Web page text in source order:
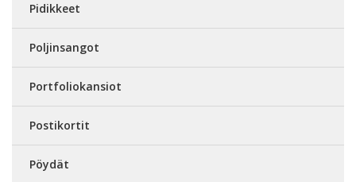
Pidikkeet
Poljinsangot
Portfoliokansiot
Postikortit
Pöydät